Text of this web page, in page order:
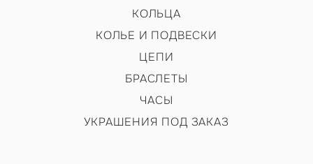
КОЛЬЦА
КОЛЬЕ И ПОДВЕСКИ
ЦЕПИ
БРАСЛЕТЫ
ЧАСЫ
УКРАШЕНИЯ ПОД ЗАКАЗ